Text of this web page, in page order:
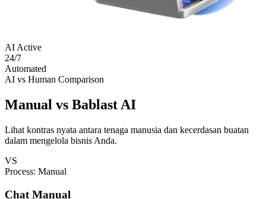
AI Active
24/7
Automated
AI vs Human Comparison
Manual vs Bablast AI
Lihat kontras nyata antara tenaga manusia dan kecerdasan buatan
dalam mengelola bisnis Anda.
VS
Process: Manual
Chat Manual